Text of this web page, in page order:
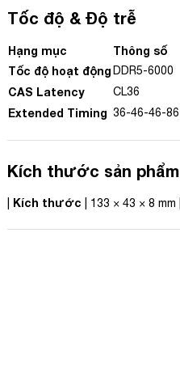
Tốc độ & Độ trễ
Hạng mục
Thông số
Tốc độ hoạt động DDR5-6000
CAS Latency CL36
Extended Timing 36-46-46-86
Kích thước sản phẩm
Kích thước | 133 × 43 × 8 mm |